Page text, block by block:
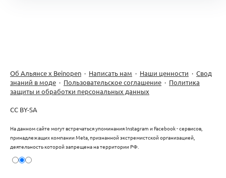
Об Альянсе х Beinopen · Написать нам · Наши ценности · Свод
знаний в моде · Пользовательское соглашение · Политика
защиты и обработки персональных данных
CC BY-SA
На данном сайте могут встречаться упоминания Instagram и Facebook - сервисов,
принадлежащих компании Meta, признанной экстремистской организацией,
деятельность которой запрещена на территории РФ.